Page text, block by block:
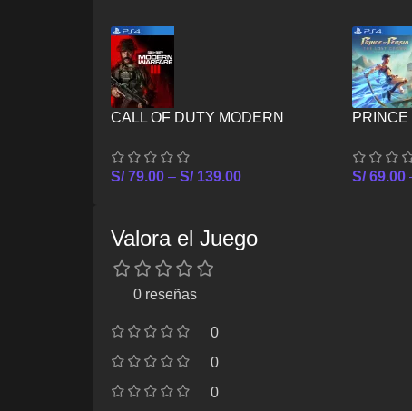
CALL OF DUTY MODERN
S/79.00 – S/139.00 S/69.00
Valora el Juego
0 reseñas
0
0
0